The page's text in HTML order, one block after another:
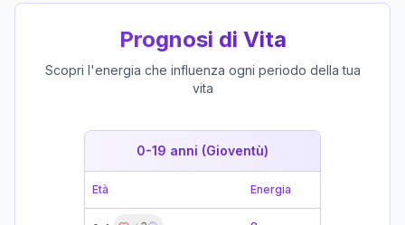
Prognosi di Vita
Scopri l'energia che influenza ogni periodo della tua
vita
0-19 anni (Gioventù)
Età Energia